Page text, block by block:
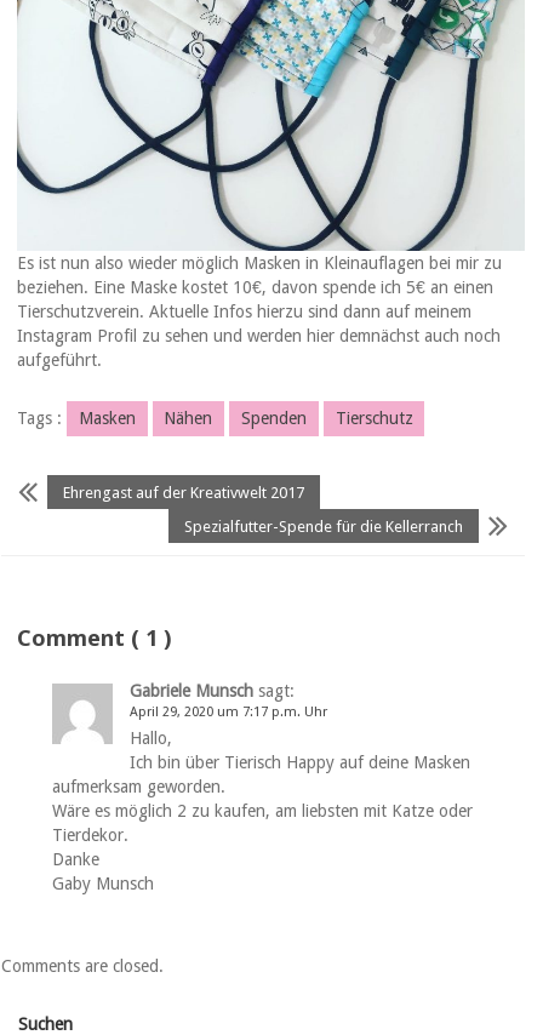
Es ist nun also wieder möglich Masken in Kleinauflagen bei mir zu
beziehen. Eine Maske kostet 10€, davon spende ich 5€ an einen
Tierschutzverein. Aktuelle Infos hierzu sind dann auf meinem
Instagram Profil zu sehen und werden hier demnächst auch noch
aufgeführt.
Tags : Masken Nähen Spenden Tierschutz
Ehrengast auf der Kreativwelt 2017
Spezialfutter-Spende für die Kellerranch
Comment ( 1 )
Gabriele Munsch sagt:
April 29, 2020 um 7:17 p.m. Uhr
Hallo,
Ich bin über Tierisch Happy auf deine Masken
aufmerksam geworden.
Wäre es möglich 2 zu kaufen, am liebsten mit Katze oder
Tierdekor.
Danke
Gaby Munsch
Comments are closed.
Suchen